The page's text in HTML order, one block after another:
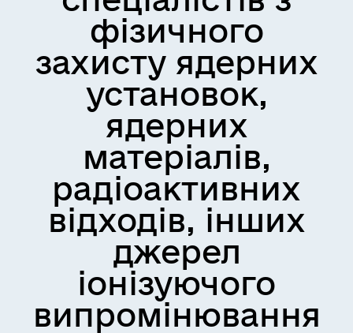
фізичного
захисту ядерних
установок,
ядерних
матеріалів,
радіоактивних
відходів, інших
джерел
іонізуючого
випромінювання